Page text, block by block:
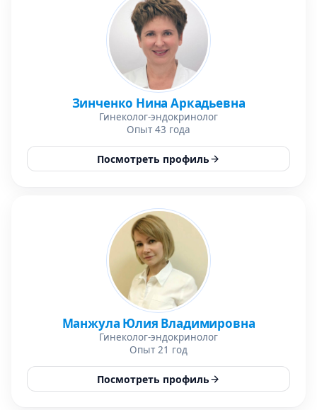
Зинченко Нина Аркадьевна
Гинеколог-эндокринолог
Опыт 43 года
Посмотреть профиль
Манжула Юлия Владимировна
Гинеколог-эндокринолог
Опыт 21 год
Посмотреть профиль